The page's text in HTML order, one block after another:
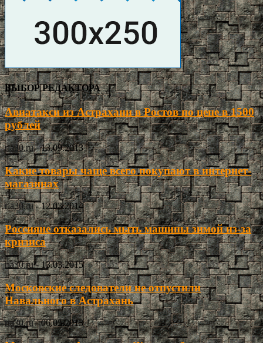
ВЫБОР РЕДАКТОРА
Авиатакси из Астрахани в Ростов по цене в 1500
рублей
ria30.ru - 13.09.2013
Какие товары чаще всего покупают в интернет-
магазинах
ria30.ru - 12.03.2014
Россияне отказались мыть машины зимой из-за
кризиса
ria30.ru - 13.03.2015
Московские следователи не отпустили
Навального в Астрахань
ria30.ru - 06.05.2013